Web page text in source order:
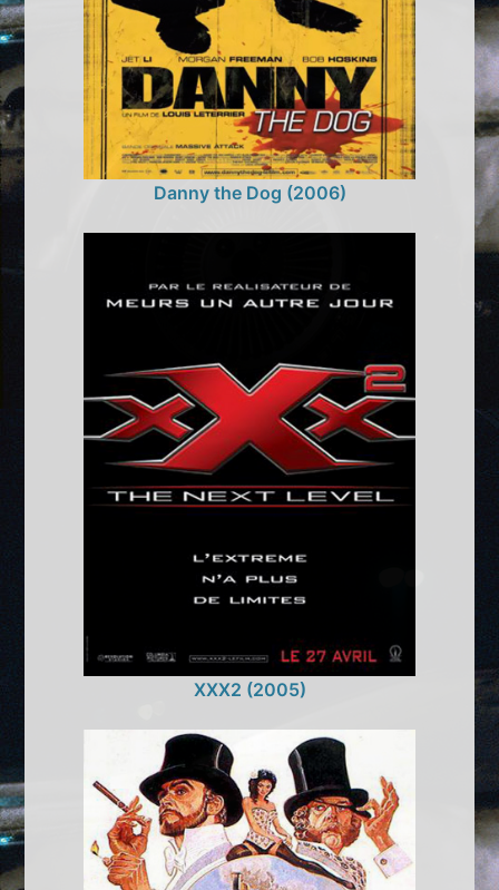
Danny the Dog (2006)
XXX2 (2005)